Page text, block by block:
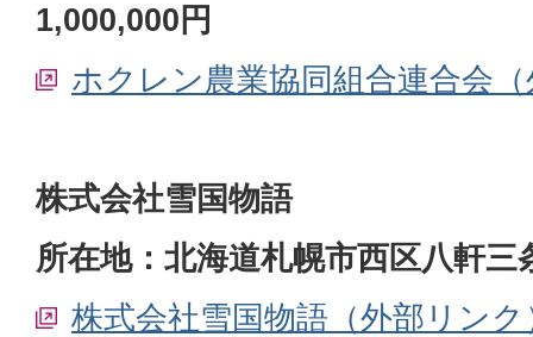
1,000,000円
ホクレン農業協同組合連合会
株式会社雪国物語
所在地：北海道札幌市西区八軒三
株式会社雪国物語（外部リンク